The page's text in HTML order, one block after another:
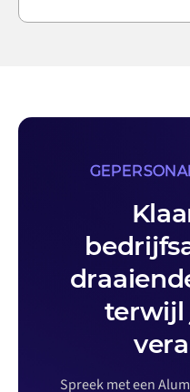
terwijl
Spreek met een